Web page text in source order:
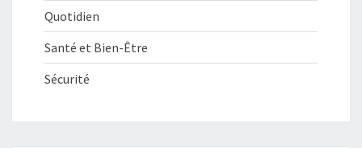
Quotidien
Santé et Bien-Être
Sécurité